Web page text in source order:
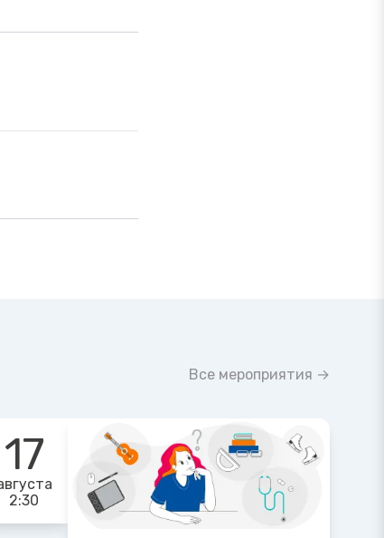
Все мероприятия →
17
2:30